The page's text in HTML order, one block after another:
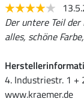
Der untere Teil
alles, schöne
4. Industriestr. 1 +
www.kraemer.de